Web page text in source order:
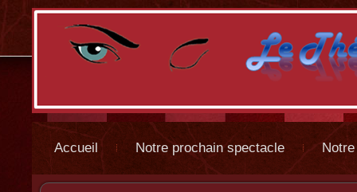
Accueil Notre prochain spectacle